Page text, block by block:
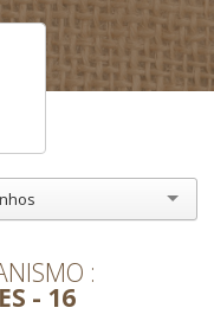
- 16